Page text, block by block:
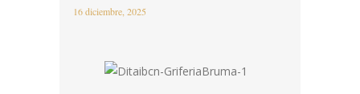
16 diciembre, 2025